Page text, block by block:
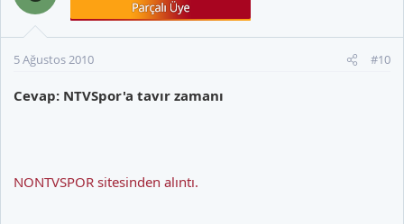
5 Ağustos 2010 #10
Cevap: NTVSpor'a tavır zamanı
NONTVSPOR sitesinden alıntı.